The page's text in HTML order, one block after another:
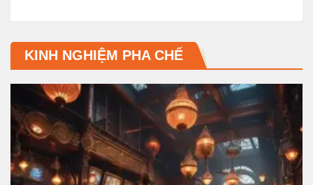
KINH NGHIỆM PHA CHẾ